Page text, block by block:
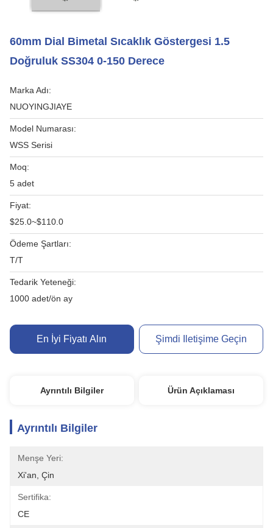
60mm Dial Bimetal Sıcaklık Göstergesi 1.5
Doğruluk SS304 0-150 Derece
Marka Adı:
NUOYINGJIAYE
Model Numarası:
WSS Serisi
Moq:
5 adet
Fiyat:
$25.0~$110.0
Ödeme Şartları:
T/T
Tedarik Yeteneği:
1000 adet/ön ay
En İyi Fiyatı Alın Şimdi Iletişime Geçin
Ayrıntılı Bilgiler Ürün Açıklaması
Ayrıntılı Bilgiler
Menşe Yeri:
Xi'an, Çin
Sertifika:
CE